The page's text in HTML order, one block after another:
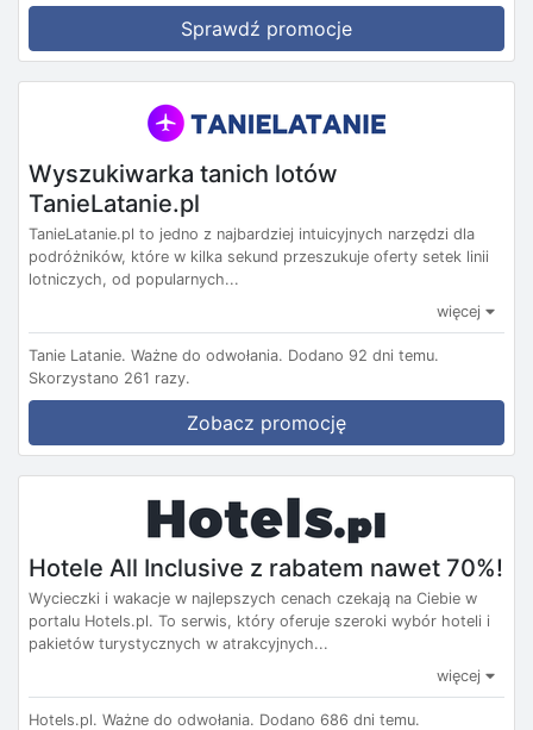
Sprawdź promocje
Wyszukiwarka tanich lotów
TanieLatanie.pl
TanieLatanie.pl to jedno z najbardziej intuicyjnych narzędzi dla
podróżników, które w kilka sekund przeszukuje oferty setek linii
lotniczych, od popularnych...
więcej
Tanie Latanie. Ważne do odwołania. Dodano 92 dni temu.
Skorzystano 261 razy.
Zobacz promocję
Hotele All Inclusive z rabatem nawet 70%!
Wycieczki i wakacje w najlepszych cenach czekają na Ciebie w
portalu Hotels.pl. To serwis, który oferuje szeroki wybór hoteli i
pakietów turystycznych w atrakcyjnych...
więcej
Hotels.pl. Ważne do odwołania. Dodano 686 dni temu.